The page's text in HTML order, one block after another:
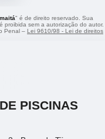
" é de direito reservado. Sua
proibida sem a autorização do autor.
Penal – Lei 9610/98 - Lei de direitos
PISCINAS